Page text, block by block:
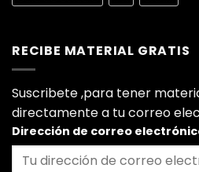
RECIBE MATERIAL GRATIS
Suscribete ,para tener
directamente a tu correo
Dirección de correo